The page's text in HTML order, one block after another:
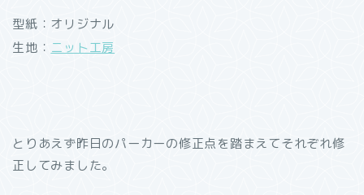
型紙：オリジナル
生地： ニット工房
とりあえず昨日のパーカーの修正点を踏まえてそれぞれ修
正してみました。